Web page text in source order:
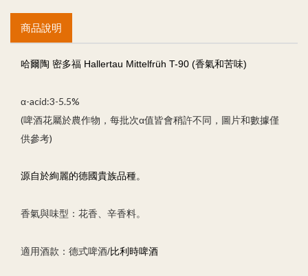
商品說明
哈爾陶 密多福 Hallertau Mittelfrüh T-90 (香氣和苦味)
α-acid:3-5.5%
(啤酒花屬於農作物，每批次α值皆會稍許不同，圖片和數據僅
供參考)
源自於絢麗的德國貴族品種。
香氣與味型：花香、辛香料。
適用酒款：德式啤酒/比利時啤酒